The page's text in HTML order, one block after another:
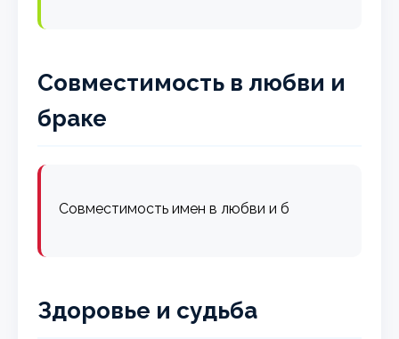
Совместимость в любви и
браке
Совместимость имен в любви и б
Здоровье и судьба